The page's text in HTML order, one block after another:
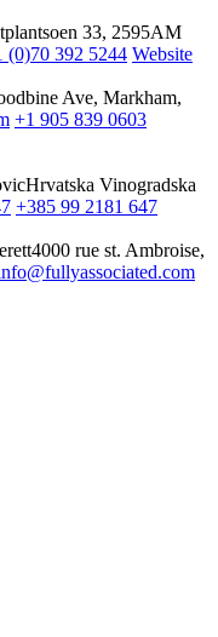
33, 2595AM
(0)70 392 5244 Website
Ave, Markham,
+1 905 839 0603
Hrvatska Vinogradska
+385 99 2181 647
4000 rue st. Ambroise,